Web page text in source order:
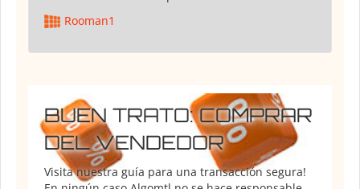
Rooman1
BUEN TRATO: COMPRAR
DEL VENDEDOR
Visita nuestra guía para una transacción segura!